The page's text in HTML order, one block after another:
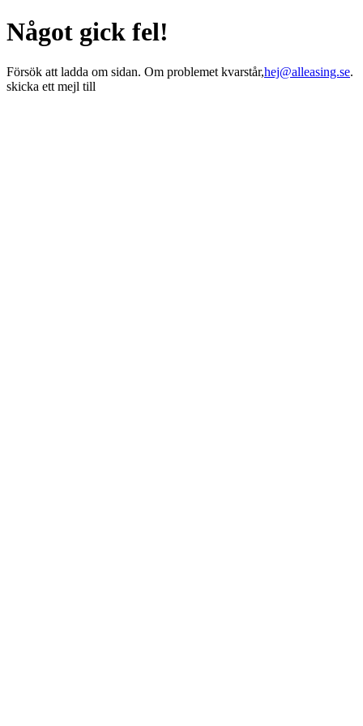
Något gick fel!
Försök att ladda om sidan. Om problemet kvarstår,hej@alleasing.se.
skicka ett mejl till